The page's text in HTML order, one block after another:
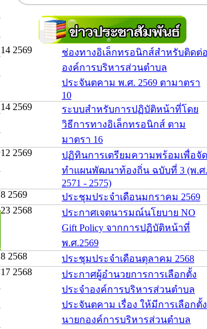
14 2569
ช่องทางอิเล็กทรอนิกส์สำหรับติดต่อ
องค์การบริหารส่วนตำบล
ประจันตคาม พ.ศ. 2569 ตามาตรา
10
14 2569
ระบบสำหรับการปฏิบัติหน้าที่โดย
วิธีการทางอิเล็กทรอนิกส์ ตาม
มาตรา 16
12 2569
ปฏิทินการเตรียมความพร้อมเพื่อจัด
ทำแผนพัฒนาท้องถิ่น ฉบับที่ 3 (พ.ศ.
2571 - 2575)
8 2569
ประชุมประจำเดือนมกราคม 2569
23 2568
ประกาศเจตนารมณ์นโยบาย NO
Gift Policy จากการปฏิบัติหน้าที่
พ.ศ.2569
8 2568
ประชุมประจำเดือนตุลาคม 2568
17 2568
ประกาศผู้อำนวยการการเลือกตั้ง
ประจำองค์การบริหารส่วนตำบล
ประจันตคาม เรื่อง ให้มีการเลือกตั้ง
นายกองค์การบริหารส่วนตำบล